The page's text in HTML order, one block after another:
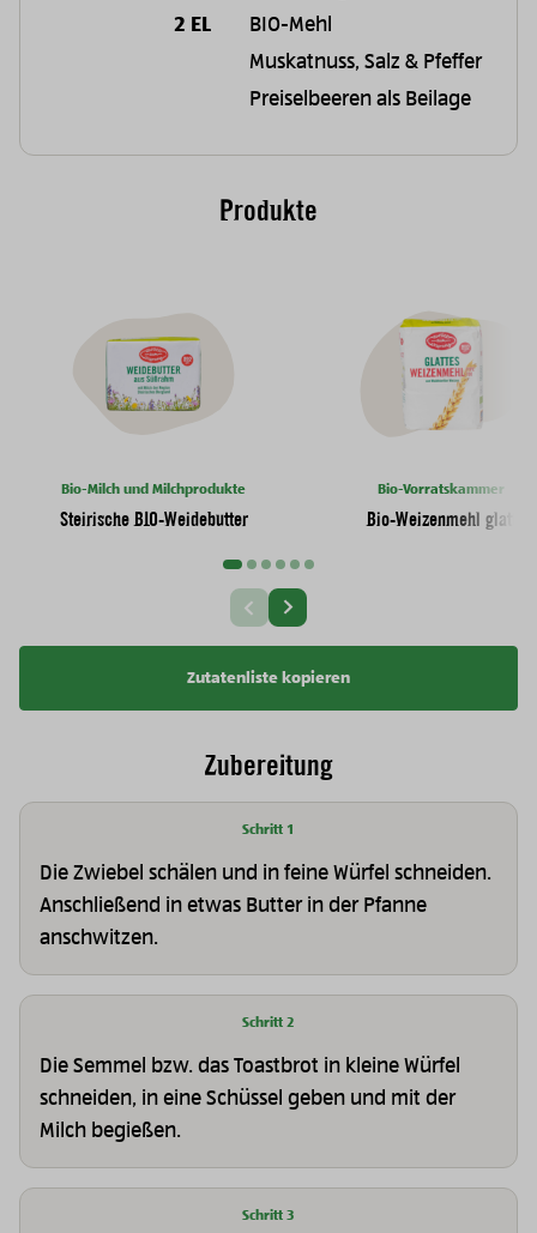
2 EL
BIO-Mehl
Muskatnuss, Salz & Pfeffer
Preiselbeeren als Beilage
Produkte
Bio-Milch und Milchprodukte
Steirische BIO-Weidebutter
Bio-Vorratskammer
Bio-Weizenmehl glatt
Vorherige Slide
Nächste Slide
Zutatenliste kopieren
Zubereitung
Schritt 1
Die Zwiebel schälen und in feine Würfel schneiden.
Anschließend in etwas Butter in der Pfanne
anschwitzen.
Schritt 2
Die Semmel bzw. das Toastbrot in kleine Würfel
schneiden, in eine Schüssel geben und mit der
Milch begießen.
Schritt 3